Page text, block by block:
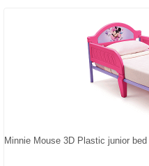
Minnie Mouse 3D Plastic junior bed